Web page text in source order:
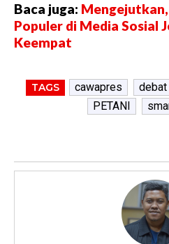
Baca juga:
Populer di Media Sosial
Keempat
TAGS cawapres debat
PETANI